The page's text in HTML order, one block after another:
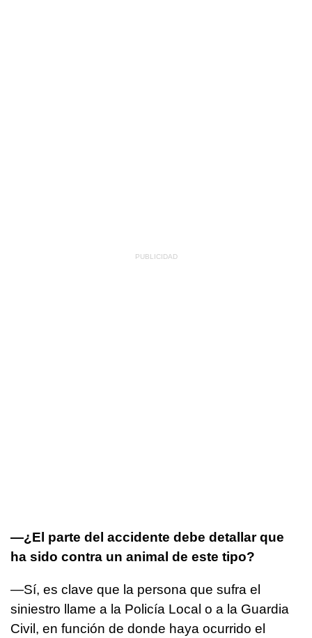
—¿El parte del accidente debe detallar que
ha sido contra un animal de este tipo?
—Sí, es clave que la persona que sufra el
siniestro llame a la Policía Local o a la Guardia
Civil, en función de donde haya ocurrido el